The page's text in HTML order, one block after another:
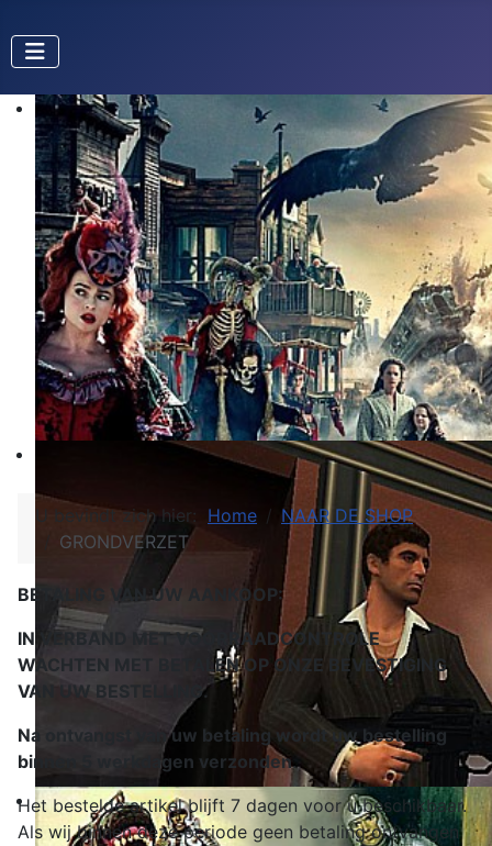
U bevindt zich hier: Home
NAAR DE SHOP
GRONDVERZET
BETALING VAN UW AANKOOP:
IN VERBAND MET VOORRAADCONTROLE
WACHTEN MET BETALEN OP ONZE BEVESTIGING
VAN UW BESTELLING.
Na ontvangst van uw betaling wordt uw bestelling
binnen 5 werkdagen verzonden.
Het bestelde artikel blijft 7 dagen voor u beschikbaar.
Als wij binnen deze periode geen betaling ontvangen